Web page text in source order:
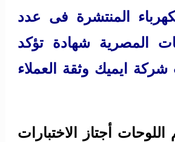
المنتشرة فى عدد
المصرية شهادة تؤكد
ايميك وثقة العملاء
أجتاز الاختبارات